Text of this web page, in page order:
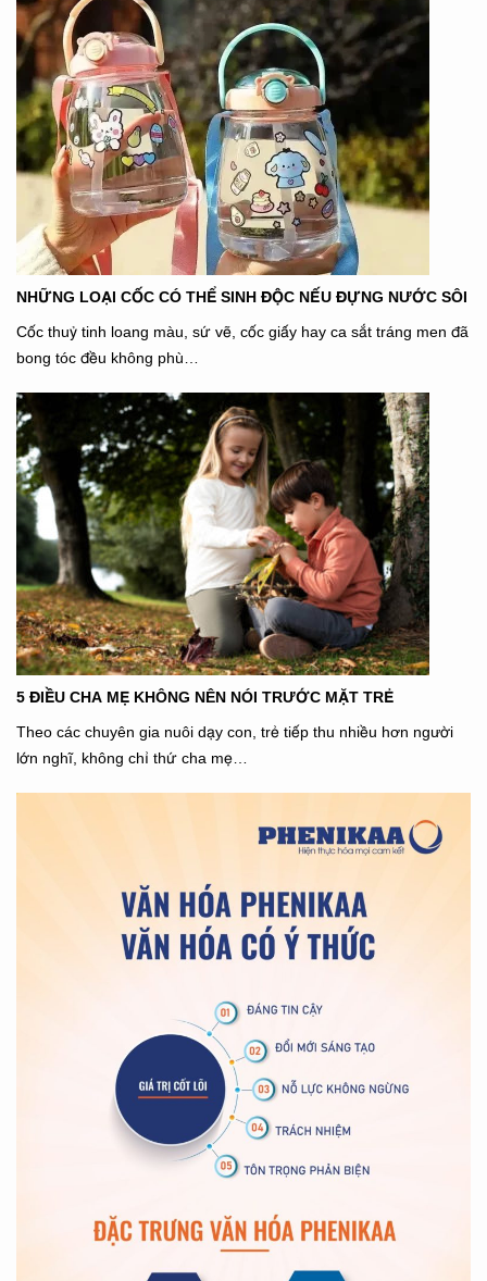
NHỮNG LOẠI CỐC CÓ THỂ SINH ĐỘC NẾU ĐỰNG NƯỚC SÔI
Cốc thuỷ tinh loang màu, sứ vẽ, cốc giấy hay ca sắt tráng men đã
bong tóc đều không phù…
5 ĐIỀU CHA MẸ KHÔNG NÊN NÓI TRƯỚC MẶT TRẺ
Theo các chuyên gia nuôi dạy con, trẻ tiếp thu nhiều hơn người
lớn nghĩ, không chỉ thứ cha mẹ…